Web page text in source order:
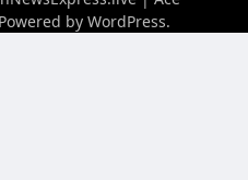
by WordPress.